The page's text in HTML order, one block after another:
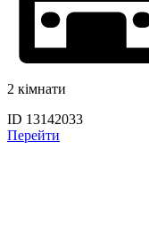
2 кімнати
ID 13142033
Перейти